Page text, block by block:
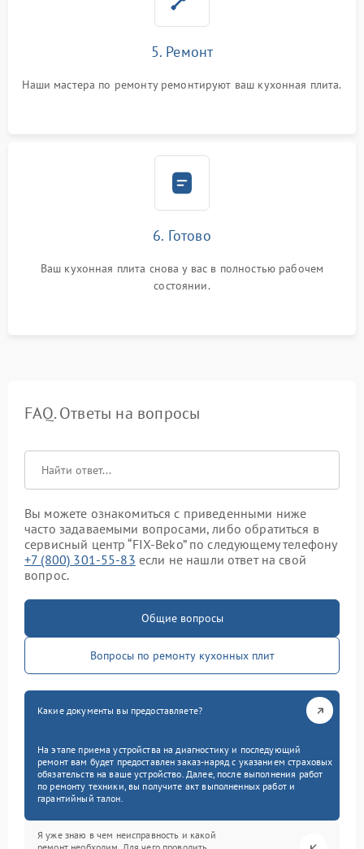
5. Ремонт
Наши мастера по ремонту ремонтируют ваш кухонная плита.
6. Готово
Ваш кухонная плита снова у вас в полностью рабочем
состоянии.
FAQ. Ответы на вопросы
Вы можете ознакомиться с приведенными ниже
часто задаваемыми вопросами, либо обратиться в
сервисный центр “FIX-Beko” по следующему телефону
+7 (800) 301-55-83 если не нашли ответ на свой
вопрос.
Общие вопросы
Вопросы по ремонту кухонных плит
Какие документы вы предоставляете?
На этапе приема устройства на диагностику и последующий
ремонт вам будет предоставлен заказ-наряд с указанием страховых
обязательств на ваше устройство. Далее, после выполнения работ
по ремонту техники, вы получите акт выполненных работ и
гарантийный талон.
Я уже знаю в чем неисправность и какой